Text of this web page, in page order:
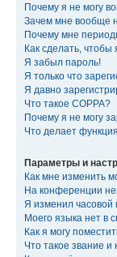
Почему я не могу
Зачем мне вообще
Почему мне
Как сделать, чтобы
Я забыл пароль!
Я только что
Я давно
Что такое COPPA?
Почему я не могу
Что делает
Параметры и
Как мне изменить
На конференции
Я изменил часовой
Моего языка нет в
Как я могу
Что такое звание и